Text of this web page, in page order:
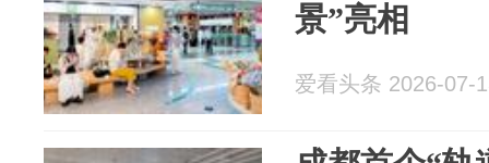
景”亮相
爱看头条 2026-07-